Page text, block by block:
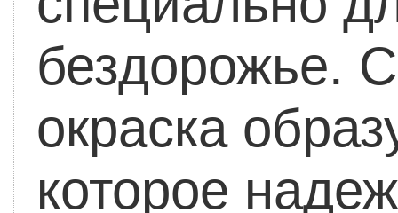
бездорожье.
окраска
которое